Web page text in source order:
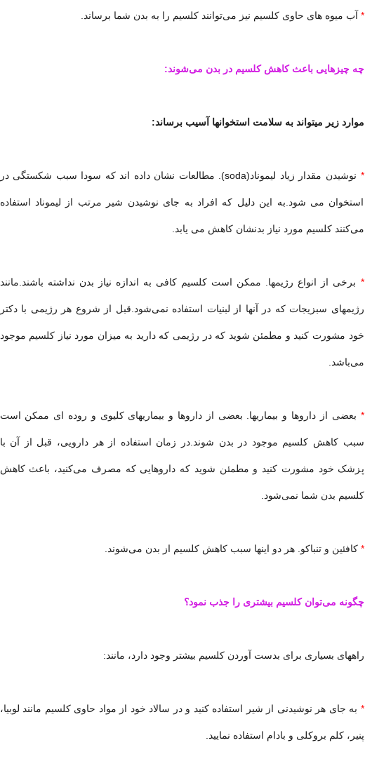
* آب میوه های حاوی کلسیم نیز می‌توانند کلسیم را به بدن شما برساند.
چه چیزهایی باعث کاهش کلسیم در بدن می‌شوند:
موارد زیر میتواند به سلامت استخوانها آسیب برساند:
* نوشیدن مقدار زیاد لیموناد(soda). مطالعات نشان داده اند که سودا سبب شکستگی در
استخوان می شود.به این دلیل که افراد به جای نوشیدن شیر مرتب از لیموناد استفاده
می‌کنند کلسیم مورد نیاز بدنشان کاهش می یابد.
* برخی از انواع رژیمها. ممکن است کلسیم کافی به اندازه نیاز بدن نداشته باشند.مانند
رژیمهای سبزیجات که در آنها از لبنیات استفاده نمی‌شود.قبل از شروع هر رژیمی با دکتر
خود مشورت کنید و مطمئن شوید که در رژیمی که دارید به میزان مورد نیاز کلسیم موجود
می‌باشد.
* بعضی از داروها و بیماریها. بعضی از داروها و بیماریهای کلیوی و روده ای ممکن است
سبب کاهش کلسیم موجود در بدن شوند.در زمان استفاده از هر دارویی، قبل از آن با
پزشک خود مشورت کنید و مطمئن شوید که داروهایی که مصرف می‌کنید، باعث کاهش
کلسیم بدن شما نمی‌شود.
* کافئین و تنباکو. هر دو اینها سبب کاهش کلسیم از بدن می‌شوند.
چگونه می‌توان کلسیم بیشتری را جذب نمود؟
راههای بسیاری برای بدست آوردن کلسیم بیشتر وجود دارد، مانند:
* به جای هر نوشیدنی از شیر استفاده کنید و در سالاد خود از مواد حاوی کلسیم مانند لوبیا،
پنیر، کلم بروکلی و بادام استفاده نمایید.